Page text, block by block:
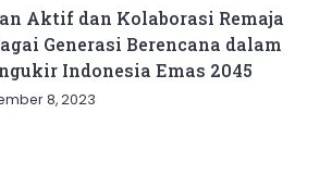
Aktif dan Kolaborasi Remaja
Generasi Berencana dalam
Indonesia Emas 2045
8, 2023